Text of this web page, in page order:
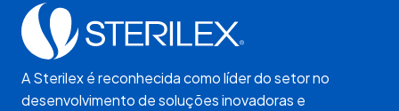
A Sterilex é reconhecida como líder do setor no
desenvolvimento de soluções inovadoras e